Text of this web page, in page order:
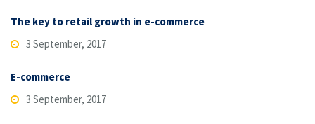
The key to retail growth in e-commerce
3 September, 2017
E-commerce
3 September, 2017